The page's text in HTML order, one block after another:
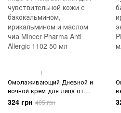
1
Омолаживающий Дневной и
ночной крем для лица от
покраснений для
чувствительной кожи с
324 грн 405 грн
с